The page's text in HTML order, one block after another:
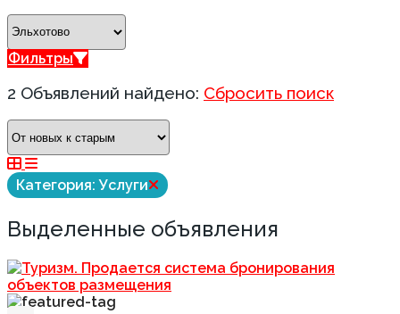
Фильтры
2 Объявлений найдено: Сбросить поиск
Категория: Услуги
Выделенные объявления